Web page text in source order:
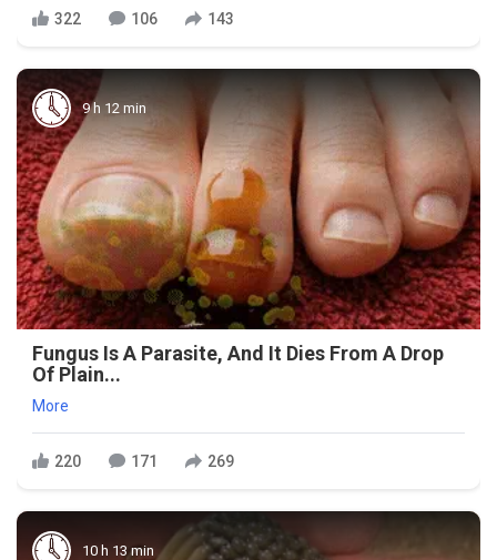
322 106 143
9 h 12 min
Fungus Is A Parasite, And It Dies From A Drop
Of Plain...
More
220 171 269
10 h 13 min